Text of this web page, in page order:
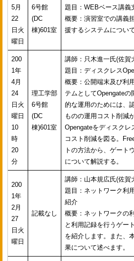
5月
22
日火
曜日
6号館
(DC
棟)601室
題目：WEBベース講義
概要：演習室での講義
援するシステムについ
200
1年
4月
24
日火
曜日
10
時
20
分
理工学部
6号館
(DC
棟)601室
講師：只木進一氏(佐賀
題目：ディスクレス
概要：公開端末及び利
テムとしてOpengate
的な運用のためには、
ものの運用コスト削減
Opengateをディスクレ
コスト削減を図る。
トの方法から、ゲート
について解説する。
200
1年
2月
27
日火
曜日
記載なし
講師：山本規広氏(佐賀
題目：ネットワーク利
紹介
概要：ネットワークの
と利用記録を行うゲー
を紹介します。また、
果について述べます。